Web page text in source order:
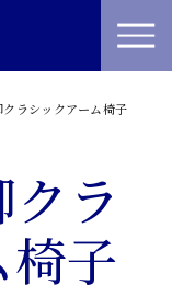
ラシックアーム椅子
ラ
子